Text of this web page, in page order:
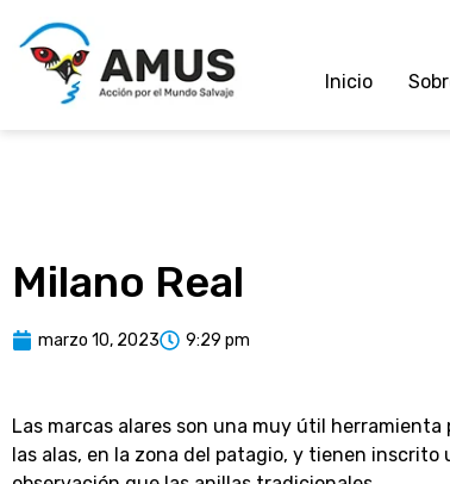
Inicio
Milano Real
marzo 10, 2023 9:29 pm
Las marcas alares son una muy útil
las alas, en la zona del patagio, y tienen